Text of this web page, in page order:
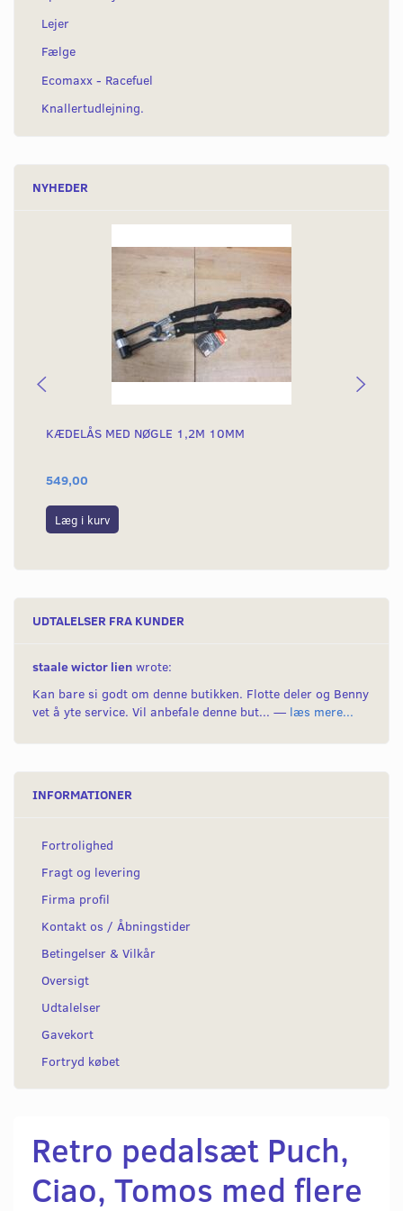
Lejer
Fælge
Ecomaxx - Racefuel
Knallertudlejning.
NYHEDER
KÆDELÅS MED NØGLE 1,2M 10MM
549,00
Læg i kurv
UDTALELSER FRA KUNDER
staale wictor lien wrote:
Kan bare si godt om denne butikken. Flotte deler og Benny
vet å yte service. Vil anbefale denne but... — læs mere...
INFORMATIONER
Fortrolighed
Fragt og levering
Firma profil
Kontakt os / Åbningstider
Betingelser & Vilkår
Oversigt
Udtalelser
Gavekort
Fortryd købet
Retro pedalsæt Puch,
Ciao, Tomos med flere